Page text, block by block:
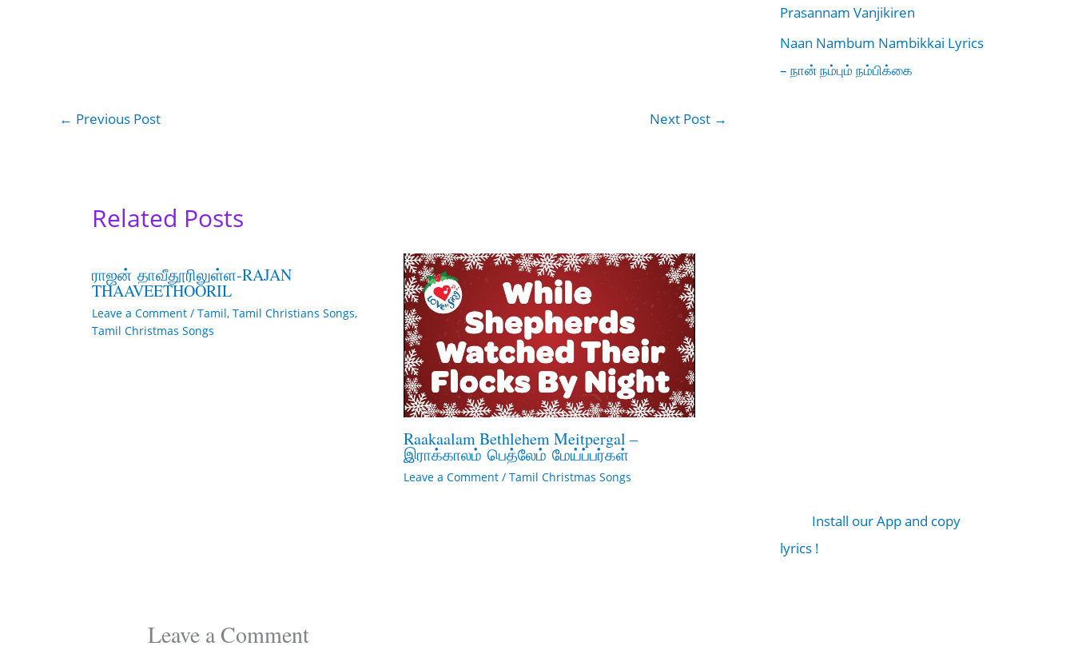
← Previous Post Next Post →
Related Posts
ராஜன் தாவீதூரிலுள்ள-RAJAN
THAAVEETHOORIL
Leave a Comment / Tamil, Tamil Christians Songs,
Tamil Christmas Songs
Raakaalam Bethlehem Meitpergal –
இராக்காலம் பெத்லேம் மேய்ப்பர்கள்
Leave a Comment / Tamil Christmas Songs
Leave a Comment
Prasannam Vanjikiren
Naan Nambum Nambikkai Lyrics
– நான் நம்பும் நம்பிக்கை
Install our App and copy
lyrics !